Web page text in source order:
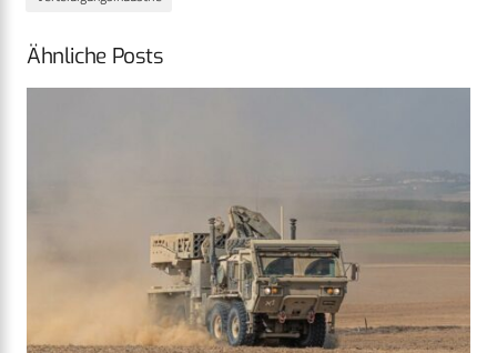
Ähnliche Posts